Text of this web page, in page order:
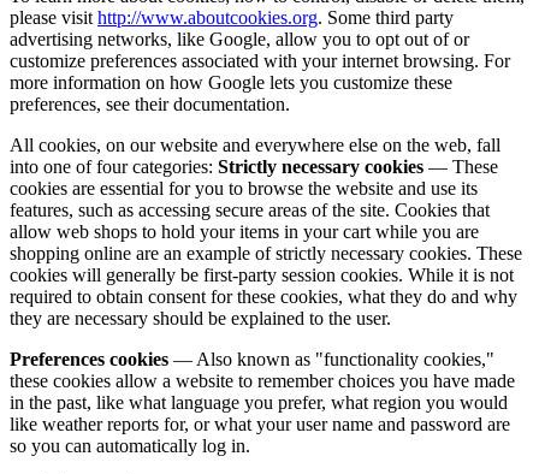
please visit http://www.aboutcookies.org. Some third party
advertising networks, like Google, allow you to opt out of or
customize preferences associated with your internet browsing. For
more information on how Google lets you customize these
preferences, see their documentation.
All cookies, on our website and everywhere else on the web, fall
into one of four categories: Strictly necessary cookies — These
cookies are essential for you to browse the website and use its
features, such as accessing secure areas of the site. Cookies that
allow web shops to hold your items in your cart while you are
shopping online are an example of strictly necessary cookies. These
cookies will generally be first-party session cookies. While it is not
required to obtain consent for these cookies, what they do and why
they are necessary should be explained to the user.
Preferences cookies — Also known as "functionality cookies,"
these cookies allow a website to remember choices you have made
in the past, like what language you prefer, what region you would
like weather reports for, or what your user name and password are
so you can automatically log in.